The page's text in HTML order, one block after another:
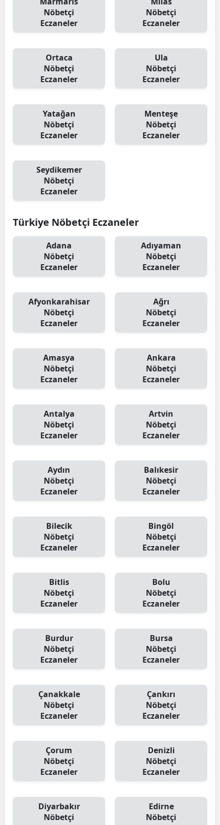
Nöbetçi
Eczaneler
Nöbetçi
Eczaneler
Ortaca
Nöbetçi
Eczaneler
Ula
Nöbetçi
Eczaneler
Yatağan
Nöbetçi
Eczaneler
Menteşe
Nöbetçi
Eczaneler
Seydikemer
Nöbetçi
Eczaneler
Türkiye Nöbetçi Eczaneler
Adana
Nöbetçi
Eczaneler
Adıyaman
Nöbetçi
Eczaneler
Afyonkarahisar
Nöbetçi
Eczaneler
Ağrı
Nöbetçi
Eczaneler
Amasya
Nöbetçi
Eczaneler
Ankara
Nöbetçi
Eczaneler
Antalya
Nöbetçi
Eczaneler
Artvin
Nöbetçi
Eczaneler
Aydın
Nöbetçi
Eczaneler
Balıkesir
Nöbetçi
Eczaneler
Bilecik
Nöbetçi
Eczaneler
Bingöl
Nöbetçi
Eczaneler
Bitlis
Nöbetçi
Eczaneler
Bolu
Nöbetçi
Eczaneler
Burdur
Nöbetçi
Eczaneler
Bursa
Nöbetçi
Eczaneler
Çanakkale
Nöbetçi
Eczaneler
Çankırı
Nöbetçi
Eczaneler
Çorum
Nöbetçi
Eczaneler
Denizli
Nöbetçi
Eczaneler
Diyarbakır
Nöbetçi
Edirne
Nöbetçi